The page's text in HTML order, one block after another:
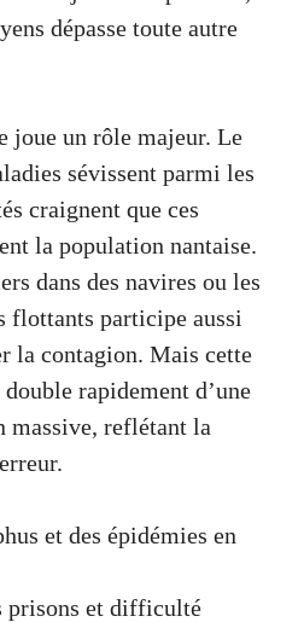
dépasse toute autre
joue un rôle majeur. Le
sévissent parmi les
craignent que ces
la population nantaise.
dans des navires ou les
flottants participe aussi
la contagion. Mais cette
rapidement d’une
massive, reflétant la
et des épidémies en
prisons et difficulté